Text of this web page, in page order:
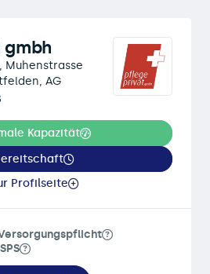
Muhenstrasse
AG
Kapazität
Profilseite